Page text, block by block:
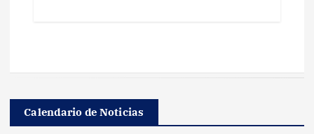
Calendario de Noticias